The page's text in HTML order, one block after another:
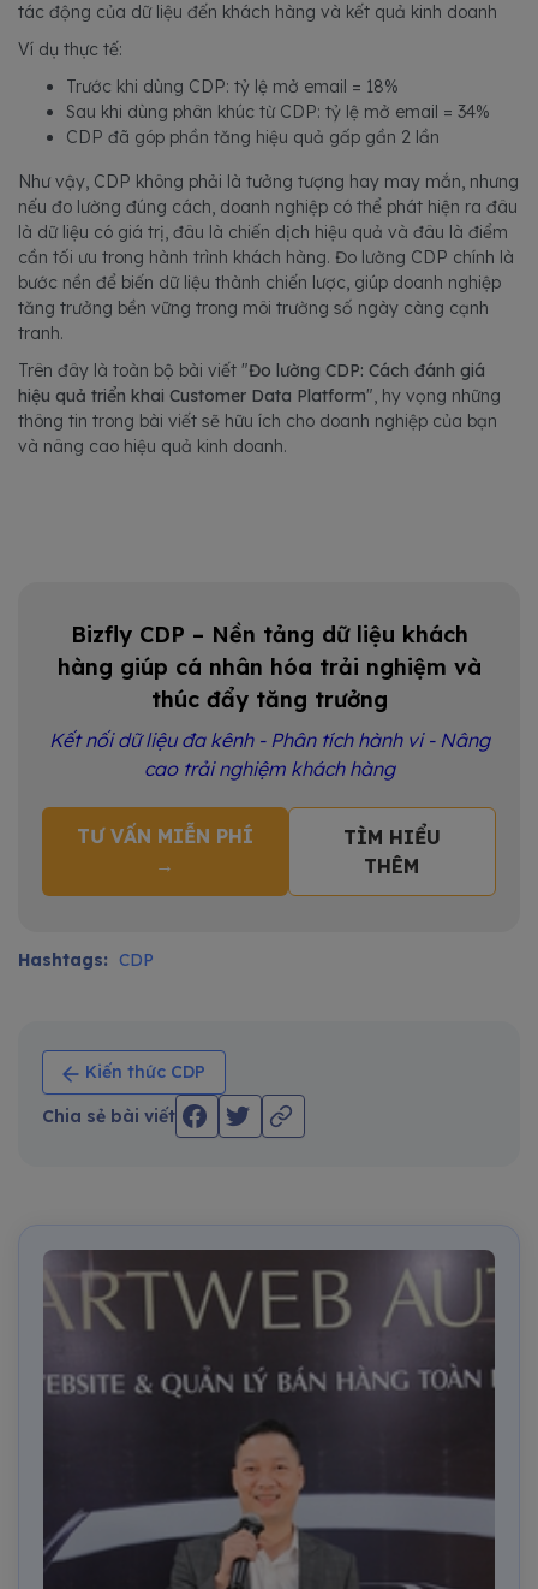
tác động của dữ liệu đến khách hàng và kết quả kinh doanh
Ví dụ thực tế:
Trước khi dùng CDP: tỷ lệ mở email = 18%
Sau khi dùng phân khúc từ CDP: tỷ lệ mở email = 34%
CDP đã góp phần tăng hiệu quả gấp gần 2 lần
Như vậy, CDP không phải là tưởng tượng hay may mắn, nhưng
nếu đo lường đúng cách, doanh nghiệp có thể phát hiện ra đâu
là dữ liệu có giá trị, đâu là chiến dịch hiệu quả và đâu là điểm
cần tối ưu trong hành trình khách hàng. Đo lường CDP chính là
bước nền để biến dữ liệu thành chiến lược, giúp doanh nghiệp
tăng trưởng bền vững trong môi trường số ngày càng cạnh
tranh.
Trên đây là toàn bộ bài viết "Đo lường CDP: Cách đánh giá
hiệu quả triển khai Customer Data Platform", hy vọng những
thông tin trong bài viết sẽ hữu ích cho doanh nghiệp của bạn
và nâng cao hiệu quả kinh doanh.
Bizfly CDP – Nền tảng dữ liệu khách
hàng giúp cá nhân hóa trải nghiệm và
thúc đẩy tăng trưởng
Kết nối dữ liệu đa kênh - Phân tích hành vi - Nâng
cao trải nghiệm khách hàng
TƯ VẤN MIỄN PHÍ
→
TÌM HIỂU
THÊM
Hashtags: CDP
Kiến thức CDP
Chia sẻ bài viết